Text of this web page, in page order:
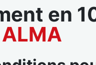
en
ALMA